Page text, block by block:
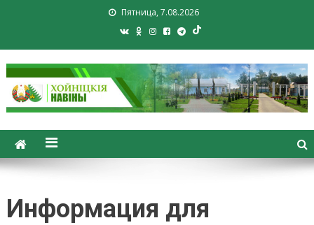
Пятница, 7.08.2026
Хойники. Хойнiцкiя навiны.
Новости Хойник. Районная
Информация для